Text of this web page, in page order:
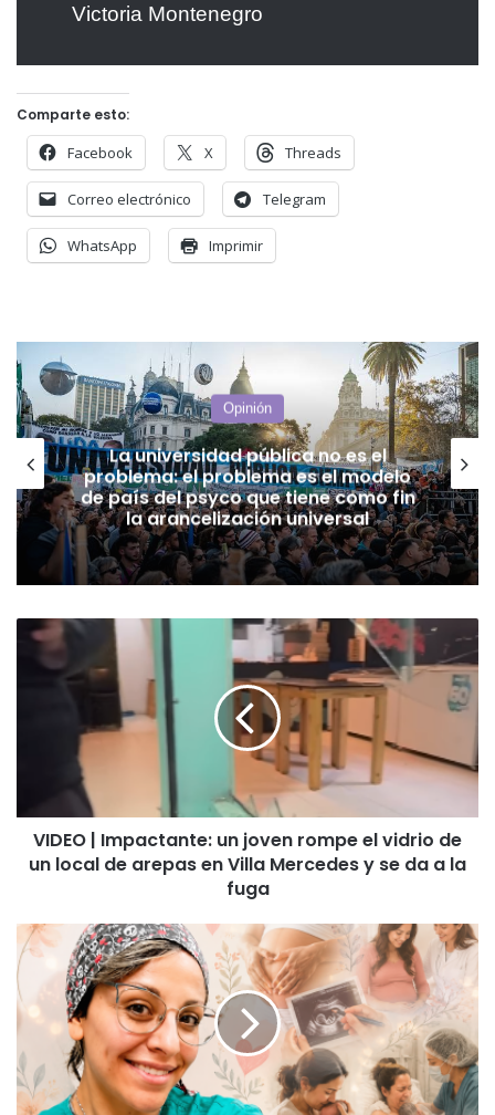
Victoria Montenegro
Comparte esto:
Facebook X Threads
Correo electrónico Telegram
WhatsApp Imprimir
Opinión
La morosidad de los puntanos crece
por una desgracia llamada Milei y la
inacción del gobierno provincial
VIDEO
Impactante:
de
local
en
Villa
Mercedes
y
a
la
VIDEO | Impactante: un joven rompe el vidrio de
un local de arepas en Villa Mercedes y se da a la
fuga
Salud,
maternidad
y
todo
que
una
mujer